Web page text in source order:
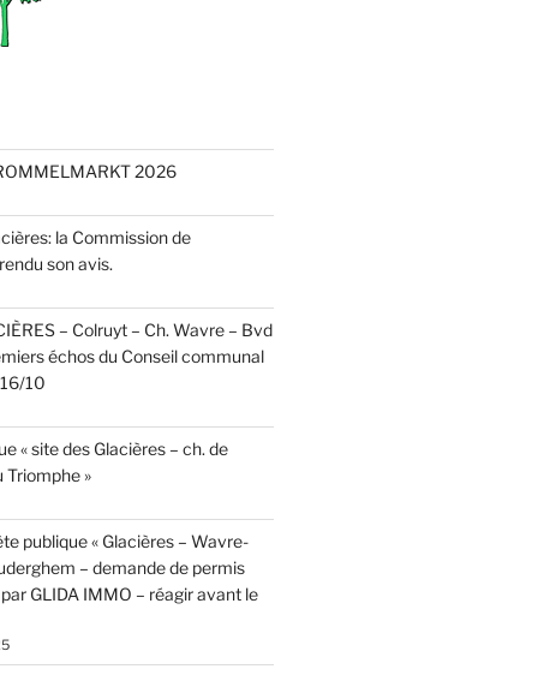
2026
la Commission de
son avis.
– Colruyt – Ch. Wavre – Bvd
échos du Conseil communal
10
« site des Glacières – ch. de
Triomphe »
publique « Glacières – Wavre-
– demande de permis
GLIDA IMMO – réagir avant le